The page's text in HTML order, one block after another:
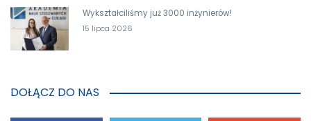
Wykształciliśmy już 3000 inżynierów!
15 lipca 2026
DOŁĄCZ DO NAS